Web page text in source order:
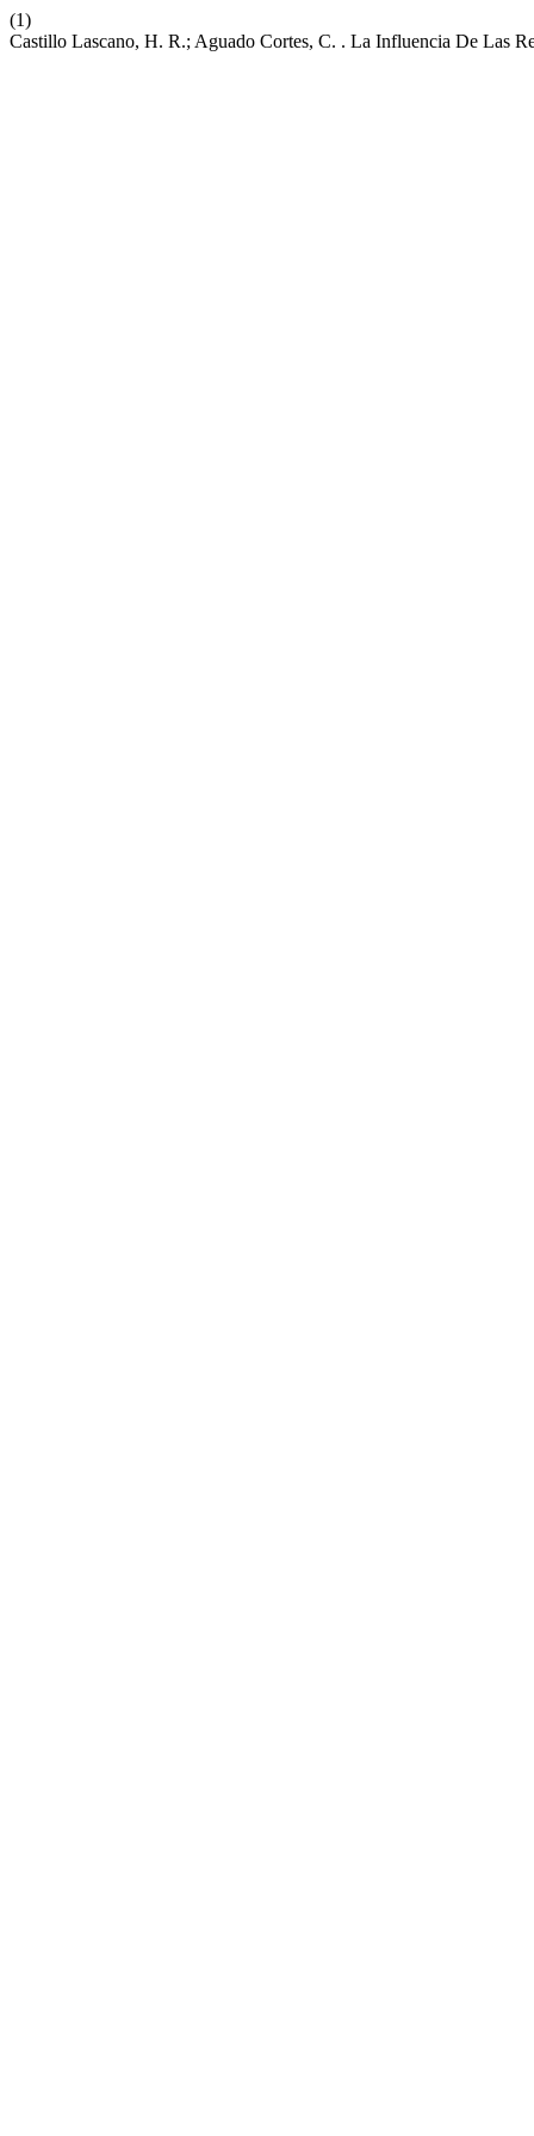
(1)
Castillo Lascano, H. R.; Aguado Cortes, C. . La Influencia De Las